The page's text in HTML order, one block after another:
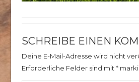
SCHREIBE EINEN
Deine E-Mail-Adresse wird nicht
Erforderliche Felder sind mit*